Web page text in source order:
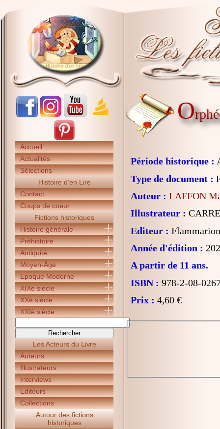
Accueil
Actualités
Sélections
Histoire d'en Lire
Contact
Coups de coeur
Fictions historiques
Histoire générale
Préhistoire
Antiquité
Moyen-Âge
Epoque Moderne
XIXè siècle
XXè siècle
XXIè siècle
Les Acteurs du Livre
Auteurs
Illustrateurs
Interviews
Editeurs
Collections
Autour des fictions
historiques
O
Période historique :
Type de document :
Auteur : LAFFON
Illustrateur :
Editeur :
Année d'édition :
A partir de 11 ans.
ISBN : 978-2-08-
Prix : 4,60 €